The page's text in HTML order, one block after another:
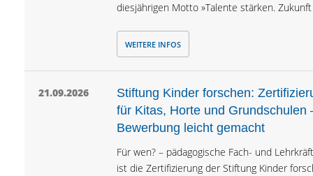
diesjährigen Motto »Talente stärken. Zukunft
WEITERE INFOS
21.09.2026
Stiftung Kinder forschen:
für Kitas, Horte und Grundschulen
Bewerbung leicht gemacht
Für wen? – pädagogische Fach- und
ist die Zertifizierung der Stiftung Kinder